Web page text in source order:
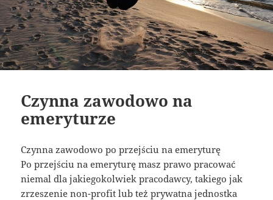
Czynna zawodowo na
emeryturze
Czynna zawodowo po przejściu na emeryturę
Po przejściu na emeryturę masz prawo pracować
niemal dla jakiegokolwiek pracodawcy, takiego jak
zrzeszenie non-profit lub też prywatna jednostka